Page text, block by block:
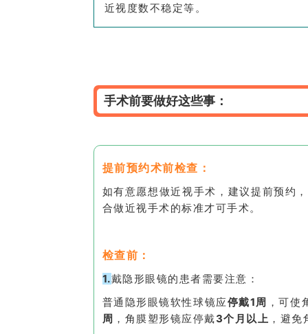
近视度数不稳定等。
手术前要做好这些事：
提前预约术前检查：
如有意愿想做近视手术，建议提前预约
合做近视手术的标准才可手术。
检查前：
1.戴隐形眼镜的患者需要注意：
普通隐形眼镜软性球镜应停戴1周 ，可
周 ， 角膜塑形镜应停戴3个月以上 ，避